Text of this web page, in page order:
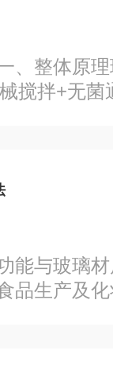
、整体原
搅拌+无菌
+食品级密
气经
绝外界杂
带夹套层
能与玻璃
品生产及